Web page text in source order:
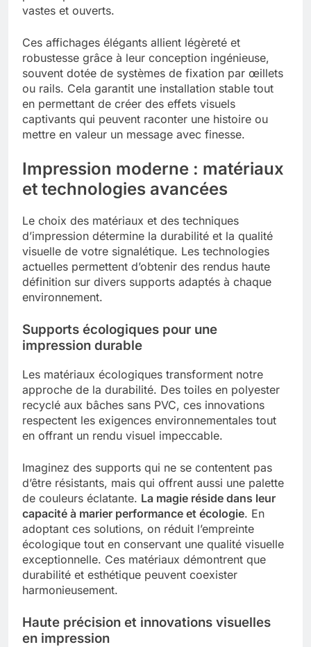
vastes et ouverts.
Ces affichages élégants allient légèreté et
robustesse grâce à leur conception ingénieuse,
souvent dotée de systèmes de fixation par œillets
ou rails. Cela garantit une installation stable tout
en permettant de créer des effets visuels
captivants qui peuvent raconter une histoire ou
mettre en valeur un message avec finesse.
Impression moderne : matériaux
et technologies avancées
Le choix des matériaux et des techniques
d’impression détermine la durabilité et la qualité
visuelle de votre signalétique. Les technologies
actuelles permettent d’obtenir des rendus haute
définition sur divers supports adaptés à chaque
environnement.
Supports écologiques pour une
impression durable
Les matériaux écologiques transforment notre
approche de la durabilité. Des toiles en polyester
recyclé aux bâches sans PVC, ces innovations
respectent les exigences environnementales tout
en offrant un rendu visuel impeccable.
Imaginez des supports qui ne se contentent pas
d’être résistants, mais qui offrent aussi une palette
de couleurs éclatante. La magie réside dans leur
capacité à marier performance et écologie. En
adoptant ces solutions, on réduit l’empreinte
écologique tout en conservant une qualité visuelle
exceptionnelle. Ces matériaux démontrent que
durabilité et esthétique peuvent coexister
harmonieusement.
Haute précision et innovations visuelles
en impression